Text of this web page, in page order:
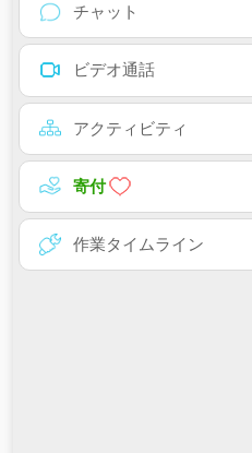
チャット
ビデオ通話
アクティビティ
寄付
作業タイムライン